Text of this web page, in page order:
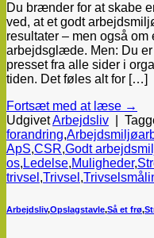
Du brænder for at skabe
ved, at et godt
resultater – men også
arbejdsglæde. Men: Du
presset fra alle sider i
tiden. Det føles alt for […]
Fortsæt med at læse →
UdgivetArbejdsliv
forandring,
ApS,CSR,Godt
os,Ledelse,Muligheder,
trivsel ,Trivsel ,
Arbejdsliv,Opslagstavle,Så et frø,